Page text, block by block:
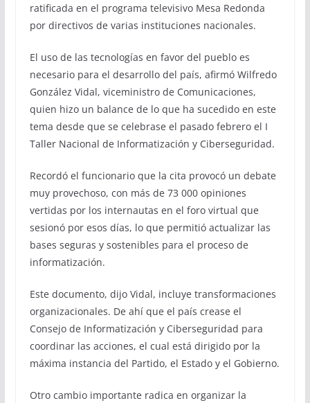
ratificada en el programa televisivo Mesa Redonda
por directivos de varias instituciones nacionales.
El uso de las tecnologías en favor del pueblo es
necesario para el desarrollo del país, afirmó Wilfredo
González Vidal, viceministro de Comunicaciones,
quien hizo un balance de lo que ha sucedido en este
tema desde que se celebrase el pasado febrero el I
Taller Nacional de Informatización y Ciberseguridad.
Recordó el funcionario que la cita provocó un debate
muy provechoso, con más de 73 000 opiniones
vertidas por los internautas en el foro virtual que
sesionó por esos días, lo que permitió actualizar las
bases seguras y sostenibles para el proceso de
informatización.
Este documento, dijo Vidal, incluye transformaciones
organizacionales. De ahí que el país crease el
Consejo de Informatización y Ciberseguridad para
coordinar las acciones, el cual está dirigido por la
máxima instancia del Partido, el Estado y el Gobierno.
Otro cambio importante radica en organizar la